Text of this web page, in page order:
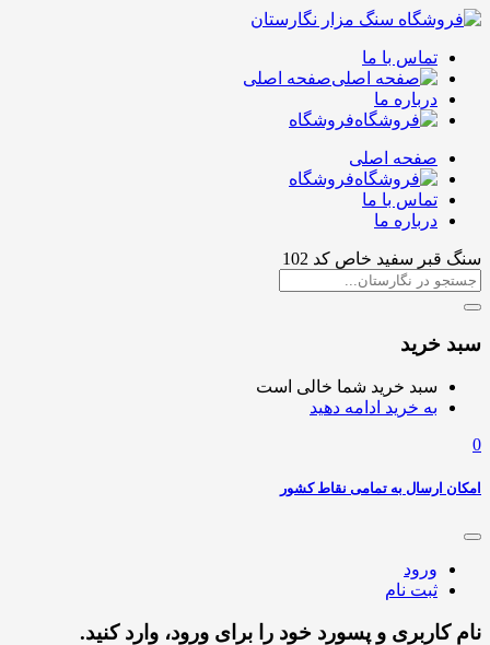
تماس با ما
صفحه اصلی
درباره ما
فروشگاه
صفحه اصلی
فروشگاه
تماس با ما
درباره ما
سنگ قبر سفید خاص کد 102
سبد خرید
سبد خرید شما خالی است
به خرید ادامه دهید
0
امکان ارسال به تمامی نقاط کشور
ورود
ثبت نام
نام کاربری و پسورد خود را برای ورود، وارد کنید.